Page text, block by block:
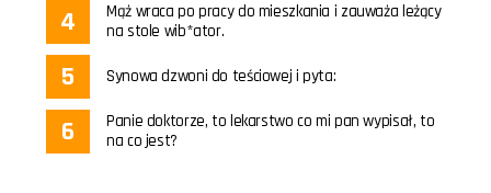
Mąż wraca po pracy do mieszkania i zauważa leżący
na stole wib*ator.
Synowa dzwoni do teściowej i pyta:
Panie doktorze, to lekarstwo co mi pan wypisał, to
na co jest?